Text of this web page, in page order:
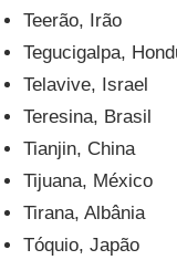
Teerão, Irão
Tegucigalpa,
Telavive, Israel
Teresina, Brasil
Tianjin, China
Tijuana, México
Tirana, Albânia
Tóquio, Japão